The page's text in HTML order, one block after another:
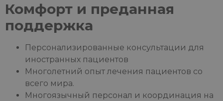
Комфорт и преданная
поддержка
Персонализированные консультации для
иностранных пациентов
Многолетний опыт лечения пациентов со
всего мира.
Многоязычный персонал и координация на